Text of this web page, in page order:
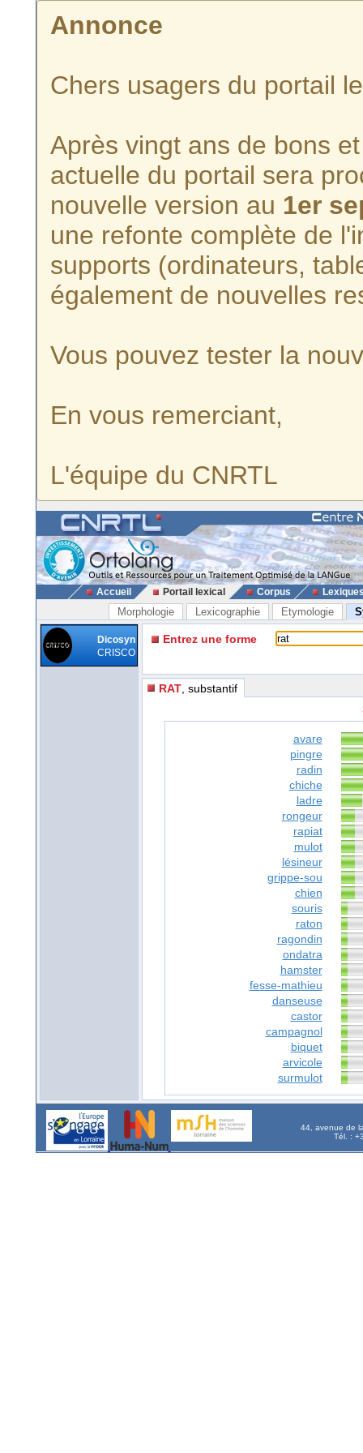
Annonce
Chers usagers du portail
Après vingt ans de bons
actuelle du portail sera
nouvelle version au 1er
une refonte complète de
supports (ordinateurs,
également de nouvelles
Vous pouvez tester la
En vous remerciant,
L'équipe du CNRTL
Accueil Portail lexical Corpus
Morphologie Lexicographie Etymologie
Dicosyn
CRISCO
Entrez une forme
RAT , substantif
avare
pingre
radin
chiche
ladre
rongeur
rapiat
mulot
lésineur
grippe-sou
chien
souris
raton
ragondin
ondatra
hamster
fesse-mathieu
danseuse
castor
campagnol
biquet
arvicole
surmulot
44, avenue de
Tél. :